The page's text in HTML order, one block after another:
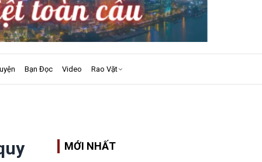
Bạn Đọc Video Rao Vặt
MỚI NHẤT